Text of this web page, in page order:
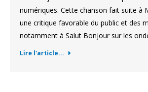
numériques. Cette chanson fait suite à
une critique favorable du public et des
notamment à Salut Bonjour sur les
Lire l'article...